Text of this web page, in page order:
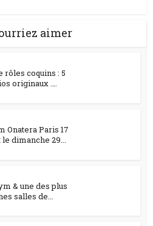
aimer
rôles coquins : 5
originaux ….
Onatera Paris 17
dimanche 29...
& une des plus
salles de...